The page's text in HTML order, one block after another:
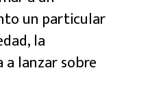
un particular
la
a lanzar sobre